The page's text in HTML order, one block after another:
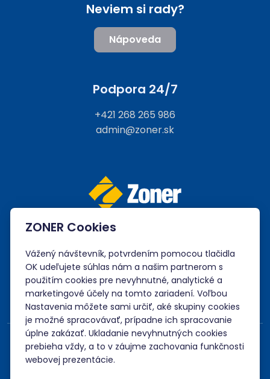
Neviem si rady?
Nápoveda
Podpora 24/7
+421 268 265 986
admin@zoner.sk
Akceptujeme platby kartou, Google/Apple Pay,
bankovým prevodom a kreditom.
ZONER Cookies
Vážený návštevník, potvrdením pomocou tlačidla
OK udeľujete súhlas nám a našim partnerom s
použitím cookies pre nevyhnutné, analytické a
marketingové účely na tomto zariadení. Voľbou
Nastavenia môžete sami určiť, aké skupiny cookies
je možné spracovávať, prípadne ich spracovanie
úplne zakázať. Ukladanie nevyhnutných cookies
prebieha vždy, a to v záujme zachovania funkčnosti
webovej prezentácie.